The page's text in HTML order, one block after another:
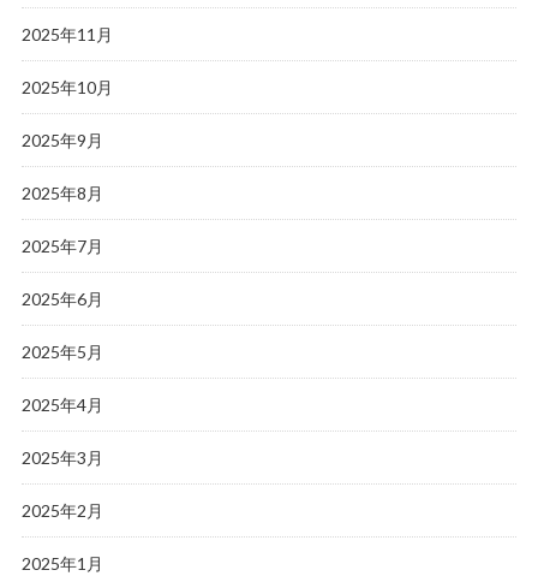
2025年11月
2025年10月
2025年9月
2025年8月
2025年7月
2025年6月
2025年5月
2025年4月
2025年3月
2025年2月
2025年1月